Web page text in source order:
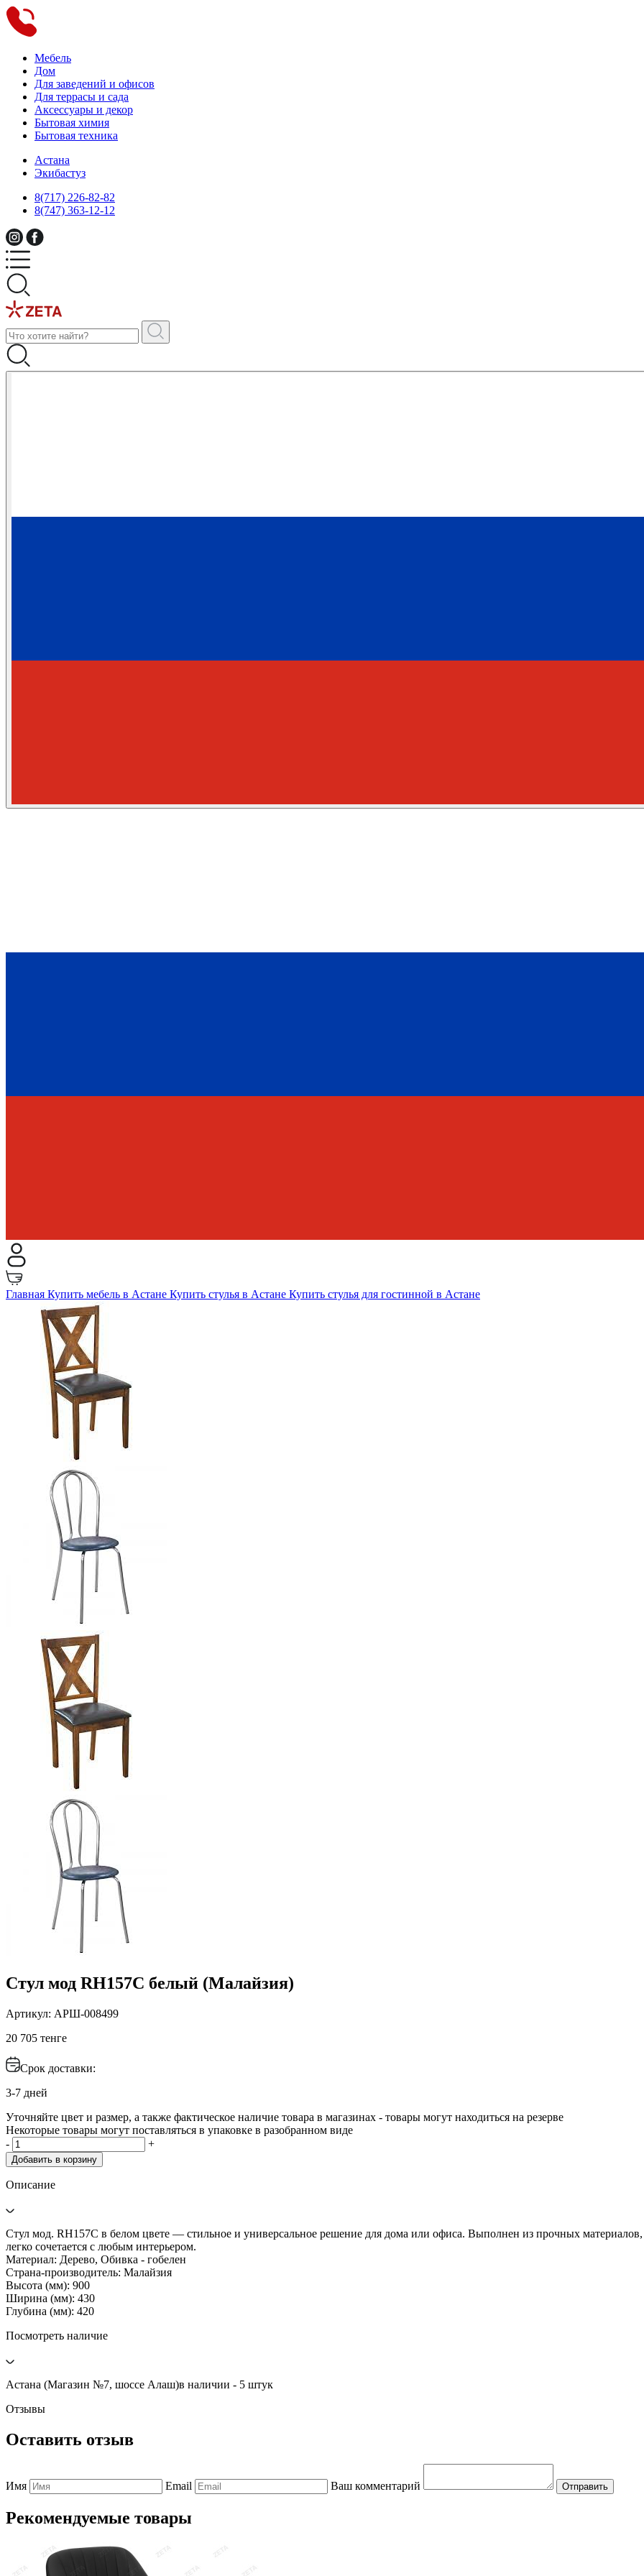
Мебель
Дом
Для заведений и офисов
Для террасы и сада
Аксессуары и декор
Бытовая химия
Бытовая техника
Астана
Экибастуз
8(717) 226-82-82
8(747) 363-12-12
Главная Купить мебель в Астане Купить стулья в Астане Купить стулья для гостинной в Астане
Стул мод RH157C белый (Малайзия)
Артикул: АРШ-008499
20 705 тенге
Срок доставки:
3-7 дней
Уточняйте цвет и размер, а также фактическое наличие товара в магазинах - товары могут находиться на резерве
Некоторые товары могут поставляться в упаковке в разобранном виде
-
+
Добавить в корзину
Описание
Стул мод. RH157C в белом цвете — стильное и универсальное решение для дома или офиса. Выполнен из прочных
легко сочетается с любым интерьером.
Материал: Дерево, Обивка - гобелен
Страна-производитель: Малайзия
Высота (мм): 900
Ширина (мм): 430
Глубина (мм): 420
Посмотреть наличие
Астана (Магазин №7, шоссе Алаш)в наличии - 5 штук
Отзывы
Оставить отзыв
Имя Email Ваш комментарий Отправить
Рекомендуемые товары